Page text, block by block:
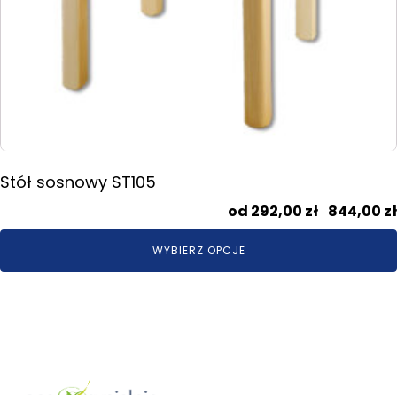
Stół sosnowy ST105
292,00 zł 844,00 zł
WYBIERZ OPCJE